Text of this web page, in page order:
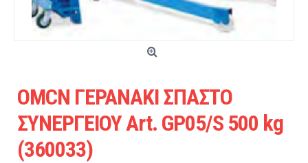
OMCN ΓΕΡΑΝΑΚΙ ΣΠΑΣΤΟ
ΣΥΝΕΡΓΕΙΟΥ Art. GP05/S 500 kg
(360033)